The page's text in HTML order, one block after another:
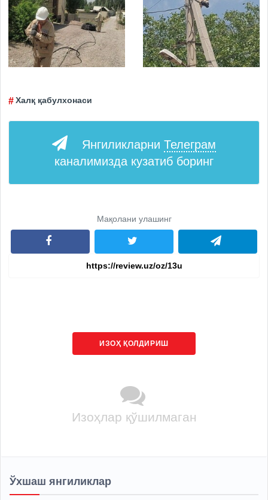
Халқ қабулхонаси
Янгиликларни Телеграм
каналимизда кузатиб боринг
Мақолани улашинг
ИЗОҲ ҚОЛДИРИШ
Изоҳлар қўшилмаган
Ўхшаш янгиликлар